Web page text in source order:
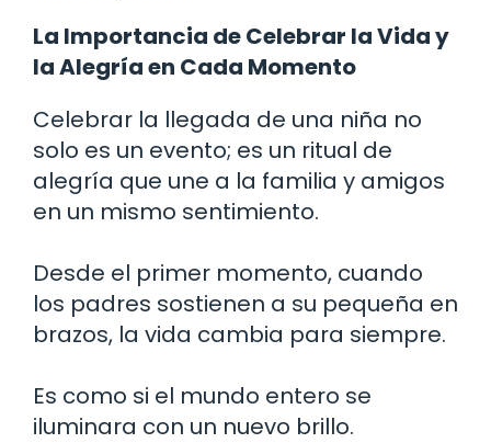
La Importancia de Celebrar la Vida y
la Alegría en Cada Momento
Celebrar la llegada de una niña no
solo es un evento; es un ritual de
alegría que une a la familia y amigos
en un mismo sentimiento.
Desde el primer momento, cuando
los padres sostienen a su pequeña en
brazos, la vida cambia para siempre.
Es como si el mundo entero se
iluminara con un nuevo brillo.